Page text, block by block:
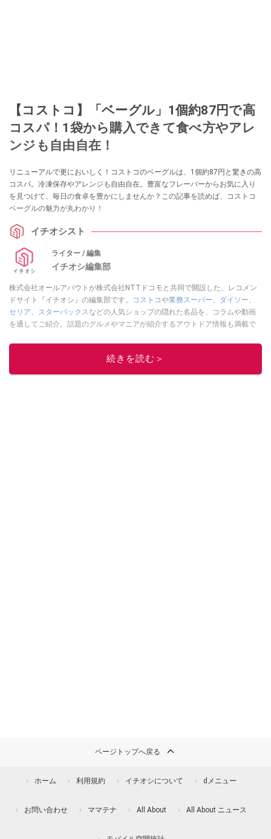
【コストコ】「ベーグル」1個約87円で高
コスパ！1袋から購入できて食べ方やアレ
ンジも自由自在！
リニューアルで更においしく！コストコのベーグルは、1個約87円と驚きの高
コスパ。冷凍保存やアレンジも自由自在。豊富なフレーバーからお気に入り
を見つけて、毎日の食卓を豊かにしませんか？この記事を読めば、コストコ
ベーグルの魅力が丸わかり！
イチオシスト
ライター / 編集
イチオシ編集部
株式会社オールアバウトが株式会社NTTドコモと共同で開設した、レコメン
ドサイト『イチオシ』の編集部です。
コストコや業務スーパー、 ダイソー、
セリア、 スターバックスなどの人気ショップの隠れた名品を、コラムや動画
を通してご紹介。話題のグルメやマニアが紹介するアウトドア情報も満載で
レビューしています。毎日トレンド情報をお届けしているので、ぜひ
してください！続きを読む＞
ページトップへ戻る
ホーム 利用規約 イチオシについて dメニュー
お問い合わせ ママテナ All About All About ニュース